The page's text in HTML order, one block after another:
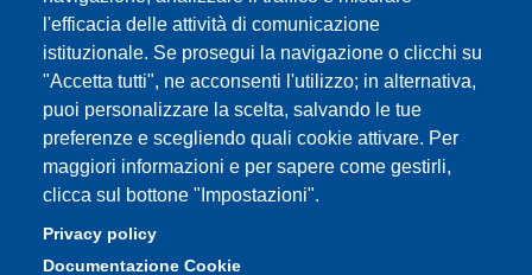
l'efficacia delle attività di comunicazione
istituzionale. Se prosegui la navigazione o clicchi su
"Accetta tutti", ne acconsenti l'utilizzo; in alternativa,
puoi personalizzare la scelta, salvando le tue
preferenze e scegliendo quali cookie attivare. Per
maggiori informazioni e per sapere come gestirli,
clicca sul bottone "Impostazioni".
Privacy policy
Documentazione Cookie
Partita IVA: 00427620364
Dipartimento di Educazione e Scienze Umane
Sede: Viale Timavo 93 - 42121 Reggio nell'Emilia
Area Didattica: didattica.desu@unimore.it
Segreteria: segreteria.educazione@unimore.it
Telefono: 0522/523611 (portineria)